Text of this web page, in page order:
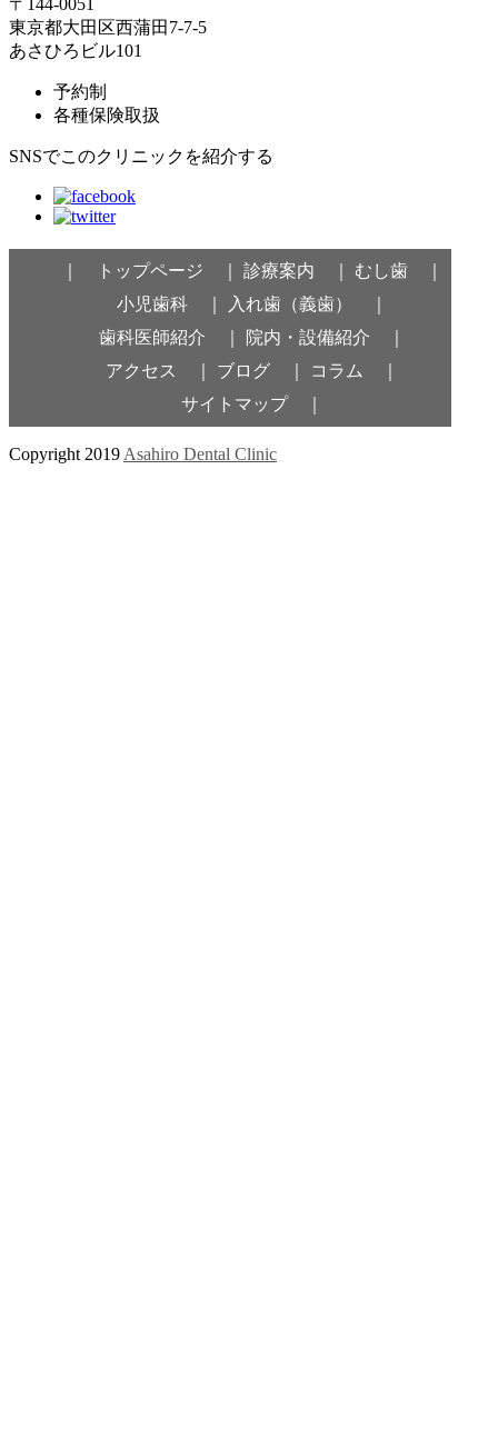
〒144-0051
東京都大田区西蒲田7-7-5
あさひろビル101
予約制
各種保険取扱
SNSでこのクリニックを紹介する
｜ トップページ ｜ 診療案内 ｜
むし歯 ｜
小児歯科 ｜
入れ歯（義歯） ｜
歯科医師紹介 ｜
院内・設備紹介 ｜
アクセス ｜
ブログ ｜
コラム ｜
サイトマップ ｜
Copyright 2019 Asahiro Dental Clinic